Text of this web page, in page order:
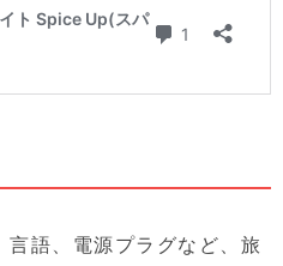
語、電源プラグなど、旅